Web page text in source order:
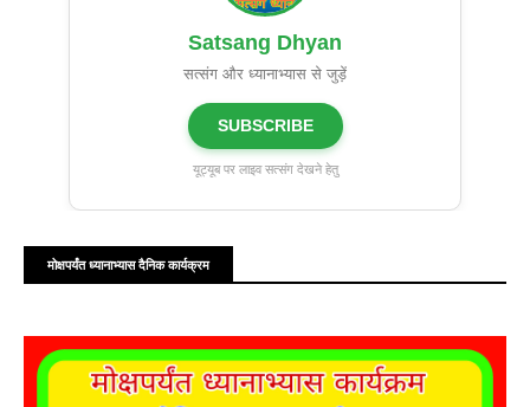
Satsang Dhyan
सत्संग और ध्यानाभ्यास से जुड़ें
SUBSCRIBE
यूट्यूब पर लाइव सत्संग देखने हेतु
मोक्षपर्यंत ध्यानाभ्यास दैनिक कार्यक्रम